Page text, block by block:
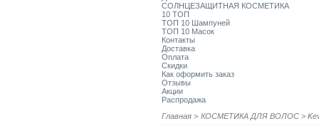
СОЛНЦЕЗАЩИТНАЯ КОСМЕТИКА
10 ТОП
ТОП 10 Шампуней
ТОП 10 Масок
Контакты
Доставка
Оплата
Скидки
Как оформить заказ
Отзывы
Акции
Распродажа
Главная > КОСМЕТИКА ДЛЯ ВОЛОС >